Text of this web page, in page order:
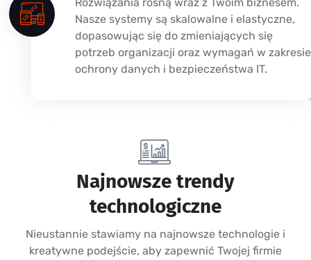
Nasze systemy są skalowalne i elastyczne,
dopasowując się do zmieniających się
potrzeb organizacji oraz wymagań w zakresie
ochrony danych i bezpieczeństwa IT.
Najnowsze trendy
technologiczne
Nieustannie stawiamy na najnowsze technologie i
kreatywne podejście, aby zapewnić Twojej firmie